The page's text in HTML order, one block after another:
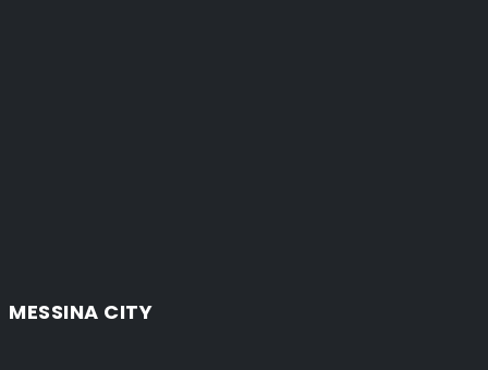
MESSINA CITY